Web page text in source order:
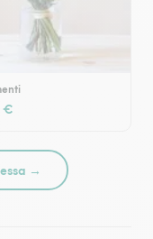
€
→